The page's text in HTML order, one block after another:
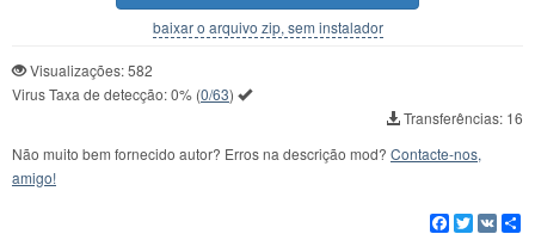
baixar o arquivo zip, sem instalador
Visualizações: 582
Virus Taxa de detecção:0% (0/63)
Transferências: 16
Não muito bem fornecido autor? Erros na descrição mod? Contacte-nos,
amigo!
Facebook
Twitter
VK